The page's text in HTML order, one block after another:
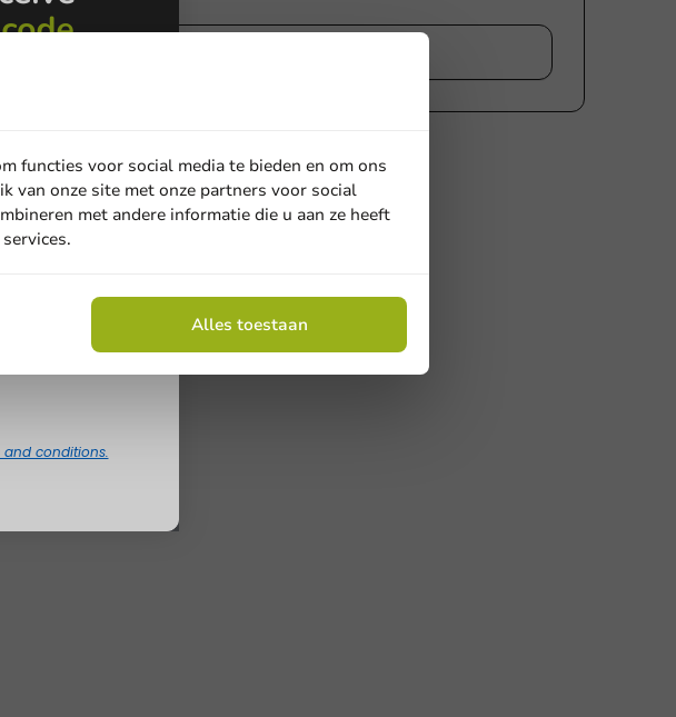
functies voor social media te bieden en om ons
van onze site met onze partners voor social
met andere informatie die u aan ze heeft
Alles toestaan
and conditions.